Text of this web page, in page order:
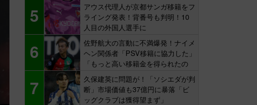
5
アウス代理人が京都サンガ移籍をフ
ライング発表！背番号も判明！10
人目の外国人選手に
6
佐野航大の言動に不満爆発！ナイメ
ヘン関係者「PSV移籍に協力した」
「もっと高い移籍金を得られたの
に…」
7
久保建英に問題が！「ソシエダが判
断」市場価値も37億円に暴落「ビ
ッグクラブは獲得望まず」